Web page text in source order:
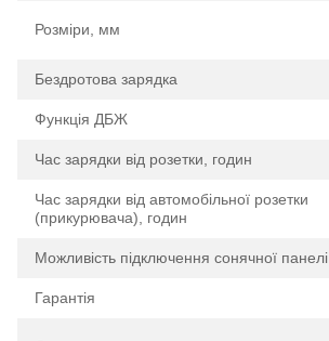
Розміри, мм
Бездротова зарядка
Функція ДБЖ
Час зарядки від розетки, годин
Час зарядки від автомобільної розетки
(прикурювача), годин
Можливість підключення сонячної панелі
Гарантія